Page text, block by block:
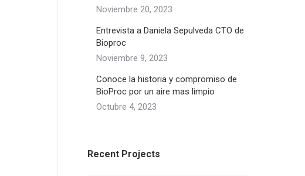
Noviembre 20, 2023
Entrevista a Daniela Sepulveda CTO de
Bioproc
Noviembre 9, 2023
Conoce la historia y compromiso de
BioProc por un aire mas limpio
Octubre 4, 2023
Recent Projects